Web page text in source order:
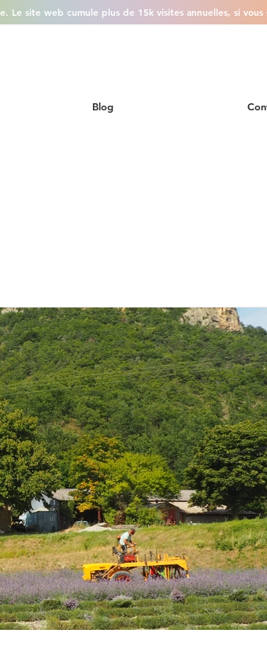
site web cumule plus de 15k visites annuelles, si
Blog